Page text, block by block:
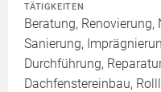
TÄTIGKEITEN
Beratung,
Sanierung,
Durchführung,
Dachfenstereinbau,